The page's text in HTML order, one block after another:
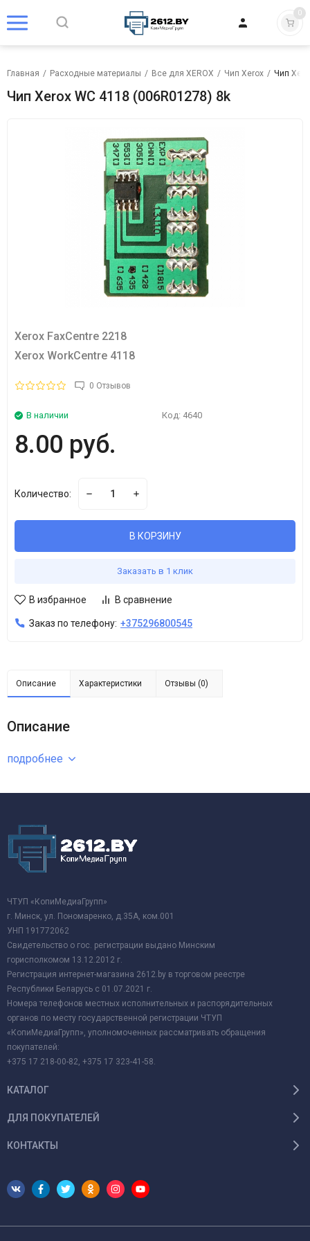
0
Главная / Расходные материалы / Все для XEROX / Чип Xerox / Чип
Чип Xerox WC 4118 (006R01278) 8k
Xerox FaxCentre 2218
Xerox WorkCentre 4118
0 Отзывов
В наличии Код: 4640
8.00 руб.
Количество:
В КОРЗИНУ
Заказать в 1 клик
В избранное В сравнение
Заказ по телефону: +375296800545
Описание Характеристики Отзывы (0)
Описание
подробнее
ЧТУП «КопиМедиаГрупп»
г. Минск, ул. Пономаренко, д.35А, ком.001
УНП 191772062
Свидетельство о гос. регистрации выдано Минским
горисполкомом 13.12.2012 г.
Регистрация интернет-магазина 2612.by в торговом реестре
Республики Беларусь с 01.07.2021 г.
Номера телефонов местных исполнительных и распорядительных
органов по месту государственной регистрации ЧТУП
«КопиМедиаГрупп», уполномоченных рассматривать обращения
покупателей:
+375 17 218-00-82, +375 17 323-41-58.
КАТАЛОГ
ДЛЯ ПОКУПАТЕЛЕЙ
КОНТАКТЫ